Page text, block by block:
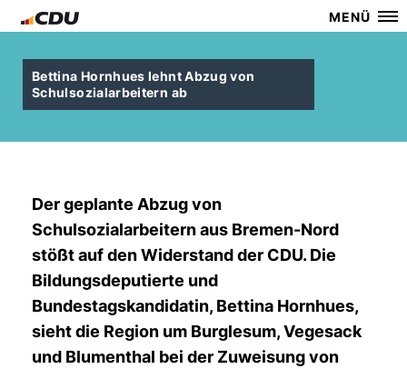
MENÜ
Bettina Hornhues lehnt Abzug von
Schulsozialarbeitern ab
Der geplante Abzug von
Schulsozialarbeitern aus Bremen-Nord
stößt auf den Widerstand der CDU. Die
Bildungsdeputierte und
Bundestagskandidatin, Bettina Hornhues,
sieht die Region um Burglesum, Vegesack
und Blumenthal bei der Zuweisung von